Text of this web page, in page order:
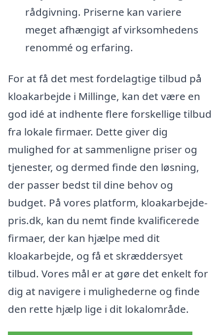
rådgivning. Priserne kan variere
meget afhængigt af virksomhedens
renommé og erfaring.
For at få det mest fordelagtige tilbud på
kloakarbejde i Millinge, kan det være en
god idé at indhente flere forskellige tilbud
fra lokale firmaer. Dette giver dig
mulighed for at sammenligne priser og
tjenester, og dermed finde den løsning,
der passer bedst til dine behov og
budget. På vores platform, kloakarbejde-
pris.dk, kan du nemt finde kvalificerede
firmaer, der kan hjælpe med dit
kloakarbejde, og få et skræddersyet
tilbud. Vores mål er at gøre det enkelt for
dig at navigere i mulighederne og finde
den rette hjælp lige i dit lokalområde.